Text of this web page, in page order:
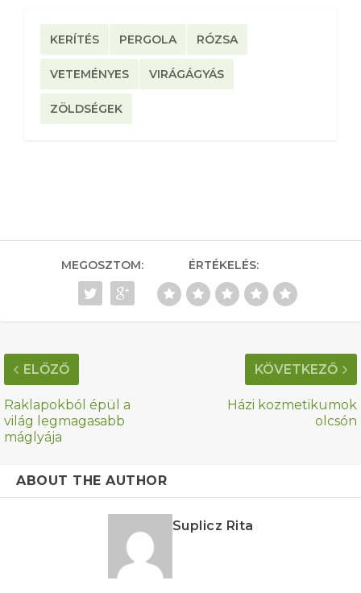
KERÍTÉS PERGOLA RÓZSA
VETEMÉNYES VIRÁGÁGYÁS
ZÖLDSÉGEK
MEGOSZTOM: ÉRTÉKELÉS:
ELŐZŐ
Raklapokból épül a
világ legmagasabb
máglyája
KÖVETKEZŐ
Házi kozmetikumok
olcsón
ABOUT THE AUTHOR
Suplicz Rita